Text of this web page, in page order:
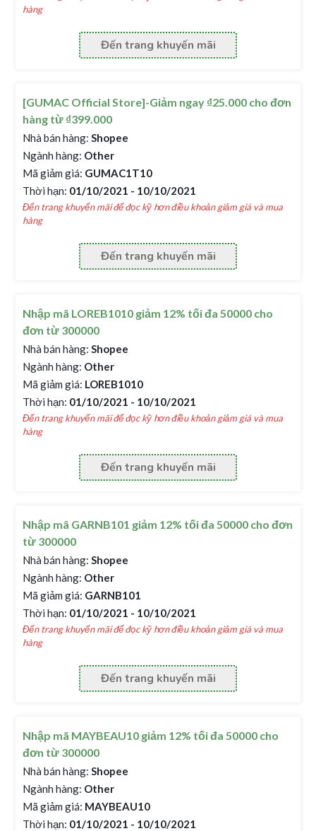
hàng
Đến trang khuyến mãi
[GUMAC Official Store]-Giảm ngay ₫25.000 cho đơn
hàng từ ₫399.000
Nhà bán hàng: Shopee
Ngành hàng: Other
Mã giảm giá: GUMAC1T10
Thời hạn: 01/10/2021 - 10/10/2021
Đến trang khuyến mãi để đọc kỹ hơn điều khoản giảm giá và mua
hàng
Đến trang khuyến mãi
Nhập mã LOREB1010 giảm 12% tối đa 50000 cho
đơn từ 300000
Nhà bán hàng: Shopee
Ngành hàng: Other
Mã giảm giá: LOREB1010
Thời hạn: 01/10/2021 - 10/10/2021
Đến trang khuyến mãi để đọc kỹ hơn điều khoản giảm giá và mua
hàng
Đến trang khuyến mãi
Nhập mã GARNB101 giảm 12% tối đa 50000 cho đơn
từ 300000
Nhà bán hàng: Shopee
Ngành hàng: Other
Mã giảm giá: GARNB101
Thời hạn: 01/10/2021 - 10/10/2021
Đến trang khuyến mãi để đọc kỹ hơn điều khoản giảm giá và mua
hàng
Đến trang khuyến mãi
Nhập mã MAYBEAU10 giảm 12% tối đa 50000 cho
đơn từ 300000
Nhà bán hàng: Shopee
Ngành hàng: Other
Mã giảm giá: MAYBEAU10
Thời hạn: 01/10/2021 - 10/10/2021